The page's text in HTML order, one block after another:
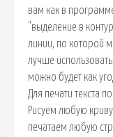
вам как в
"выделение в
линии, по которой
лучше
можно будет как
Для печати текста
Рисуем любую
печатаем любую